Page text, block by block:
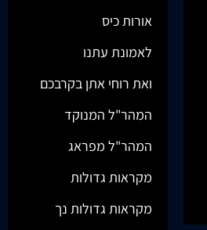
אורות כיס
לאמונת עתנו
ואת רוחי אתן בקרבכם
המהר"ל המנוקד
המהר"ל מפראג
מקראות גדולות
מקראות גדולות נך